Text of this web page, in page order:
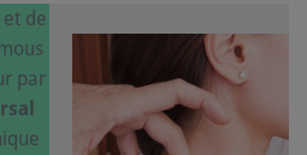
de
par